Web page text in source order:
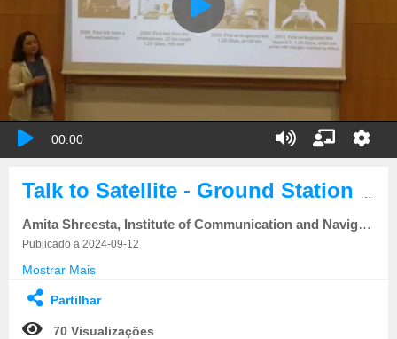
00:00
Amita Shreesta, Institute of Communication and Navigation, German Aerospace Center (DLR), DE
Publicado a 2024-09-12
Mostrar Mais
Partilhar
70 Visualizações